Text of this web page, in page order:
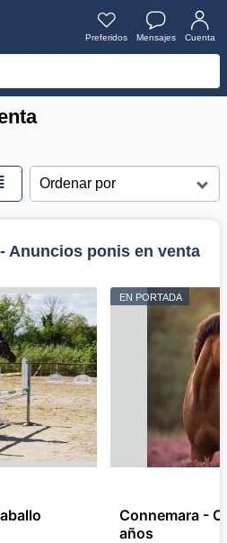
Preferidos Mensajes Cuenta
- Anuncios ponis en venta
EN PORTADA
Connemara -
años